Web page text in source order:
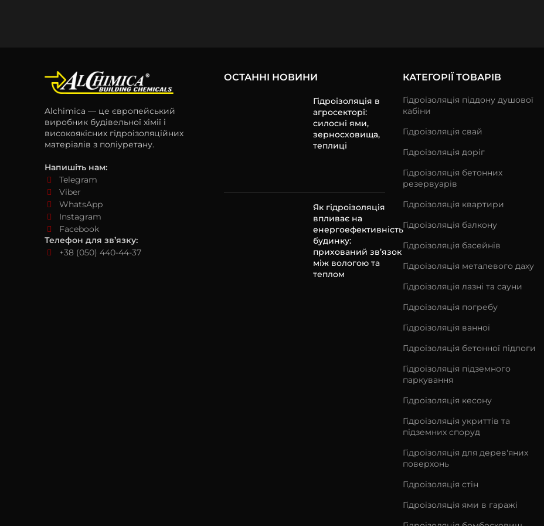
Alchimica — це європейський
виробник будівельної хімії і
високоякісних гідроізоляційних
матеріалів з поліуретану.
Напишіть нам:
Telegram
Viber
WhatsApp
Instagram
Facebook
Телефон для зв’язку:
+38 (050) 440-44-37
ОСТАННІ НОВИНИ
Гідроізоляція в
агросекторі:
силосні ями,
зерносховища,
теплиці
Як гідроізоляція
впливає на
енергоефективність
будинку:
прихований зв’язок
між вологою та
теплом
КАТЕГОРІЇ ТОВАРІВ
Гідроізоляція піддону душової
кабіни
Гідроізоляція свай
Гідроізоляція доріг
Гідроізоляція бетонних
резервуарів
Гідроізоляція квартири
Гідроізоляція балкону
Гідроізоляція басейнів
Гідроізоляція металевого даху
Гідроізоляція лазні та сауни
Гідроізоляція погребу
Гідроізоляція ванної
Гідроізоляція бетонної підлоги
Гідроізоляція підземного
паркування
Гідроізоляція кесону
Гідроізоляція укриттів та
підземних споруд
Гідроізоляція для дерев'яних
поверхонь
Гідроізоляція стін
Гідроізоляція ями в гаражі